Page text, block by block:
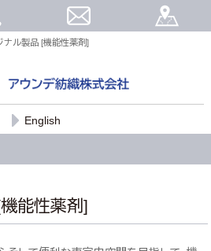
ナル製品 [機能性薬剤]
English
能性薬剤]